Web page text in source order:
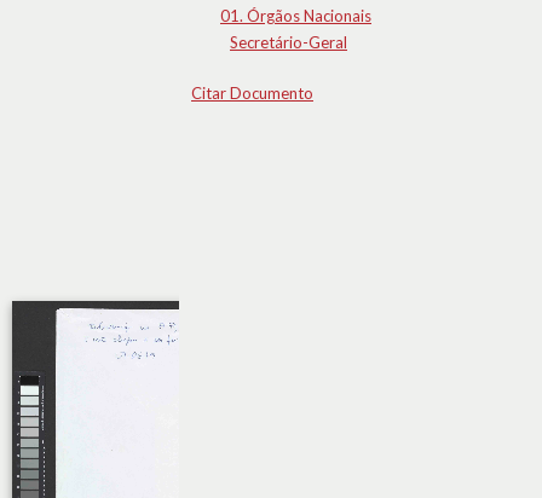
01. Órgãos Nacionais
Secretário-Geral
Citar Documento